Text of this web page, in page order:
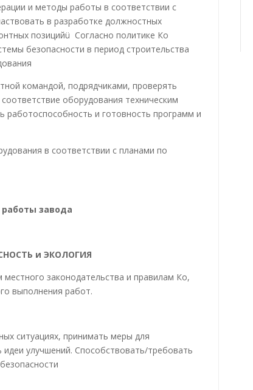
и методы работы в соответствии с
в разработке должностных
позицийü Согласно политике Ко
безопасности в период строительства
командой, подрядчиками, проверять
оборудования техническим
работоспособность и готовность программ и
в соответствии с планами по
завода
и ЭКОЛОГИЯ
законодательства и правилам Ко,
выполнения работ.
ситуациях, принимать меры для
улучшений. Способствовать/требовать